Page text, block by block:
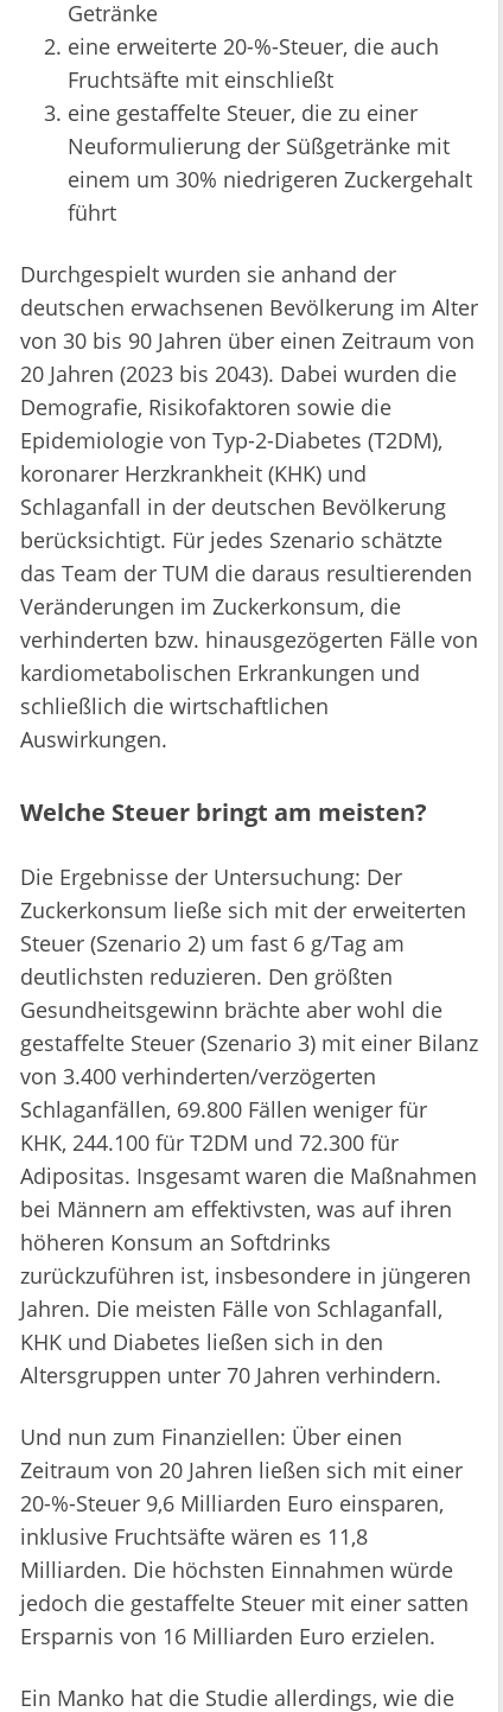
Getränke
eine erweiterte 20-%-Steuer, die auch
Fruchtsäfte mit einschließt
eine gestaffelte Steuer, die zu einer
Neuformulierung der Süßgetränke mit
einem um 30% niedrigeren Zuckergehalt
führt
Durchgespielt wurden sie anhand der
deutschen erwachsenen Bevölkerung im Alter
von 30 bis 90 Jahren über einen Zeitraum von
20 Jahren (2023 bis 2043). Dabei wurden die
Demografie, Risikofaktoren sowie die
Epidemiologie von Typ-2-Diabetes (T2DM),
koronarer Herzkrankheit (KHK) und
Schlaganfall in der deutschen Bevölkerung
berücksichtigt. Für jedes Szenario schätzte
das Team der TUM die daraus resultierenden
Veränderungen im Zuckerkonsum, die
verhinderten bzw. hinausgezögerten Fälle von
kardiometabolischen Erkrankungen und
schließlich die wirtschaftlichen
Auswirkungen.
Welche Steuer bringt am meisten?
Die Ergebnisse der Untersuchung: Der
Zuckerkonsum ließe sich mit der erweiterten
Steuer (Szenario 2) um fast 6 g/Tag am
deutlichsten reduzieren. Den größten
Gesundheitsgewinn brächte aber wohl die
gestaffelte Steuer (Szenario 3) mit einer Bilanz
von 3.400 verhinderten/verzögerten
Schlaganfällen, 69.800 Fällen weniger für
KHK, 244.100 für T2DM und 72.300 für
Adipositas. Insgesamt waren die Maßnahmen
bei Männern am effektivsten, was auf ihren
höheren Konsum an Softdrinks
zurückzuführen ist, insbesondere in jüngeren
Jahren. Die meisten Fälle von Schlaganfall,
KHK und Diabetes ließen sich in den
Altersgruppen unter 70 Jahren verhindern.
Und nun zum Finanziellen: Über einen
Zeitraum von 20 Jahren ließen sich mit einer
20-%-Steuer 9,6 Milliarden Euro einsparen,
inklusive Fruchtsäfte wären es 11,8
Milliarden. Die höchsten Einnahmen würde
jedoch die gestaffelte Steuer mit einer satten
Ersparnis von 16 Milliarden Euro erzielen.
Ein Manko hat die Studie allerdings, wie die